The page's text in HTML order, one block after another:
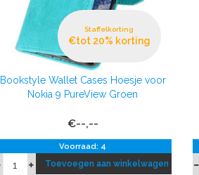
Staffelkorting
€tot 20% korting
Bookstyle Wallet Cases Hoesje voor
Nokia 9 PureView Groen
€--,--
Voorraad: 4
Toevoegen aan winkelwagen